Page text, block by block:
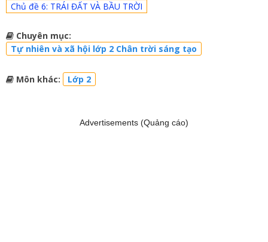
Chủ đề 6: TRÁI ĐẤT VÀ BẦU TRỜI
Chuyên mục:
Tự nhiên và xã hội lớp 2 Chân trời sáng tạo
Môn khác: Lớp 2
Advertisements (Quảng cáo)